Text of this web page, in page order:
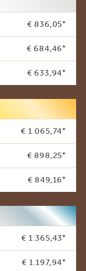
€ 836,05*
€ 684,46*
€ 633,94*
€ 1.065,74*
€ 898,25*
€ 849,16*
€ 1.365,43*
€ 1.197,94*